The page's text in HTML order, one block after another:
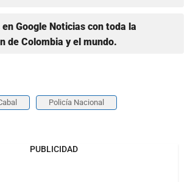
Google Noticias con toda la
de Colombia y el mundo.
Policía Nacional
PUBLICIDAD